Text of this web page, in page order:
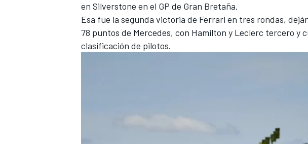
en Silverstone en el GP de Gran Bretaña.
Esa fue la segunda victoria de Ferrari en tres rondas,
78 puntos de Mercedes, con Hamilton y Leclerc tercero y
clasificación de pilotos.